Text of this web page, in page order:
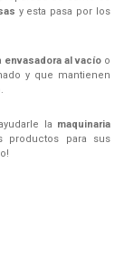
y esta pasa por los
envasadora al vacíoo
y que mantienen
la maquinaria
para sus